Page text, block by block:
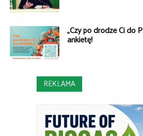
„Czy po drodze Ci do
ankietę!
REKLAMA